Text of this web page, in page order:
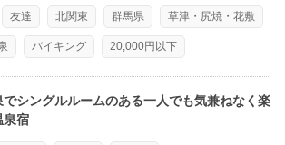
友達 北関東 群馬県 草津・尻焼・花敷
バイキング 20,000円以下
でシングルルームのある一人でも気兼ねなく楽
泉宿